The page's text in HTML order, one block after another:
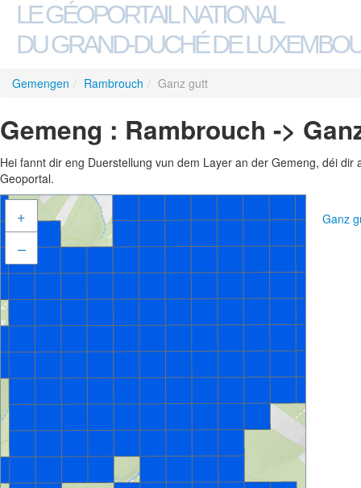
LE GÉOPORTAIL NATIONAL
DU GRAND-DUCHÉ DE
Gemengen / Rambrouch / Ganz gutt
Gemeng : Rambrouch ->
Hei fannt dir eng Duerstellung vun dem Layer an der Gemeng, déi
Geoportal.
+
–
Ganz